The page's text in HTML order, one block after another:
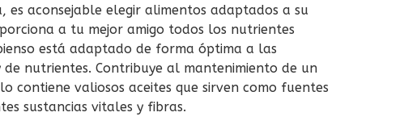
aconsejable elegir alimentos adaptados a su
a tu mejor amigo todos los nutrientes
está adaptado de forma óptima a las
nutrientes. Contribuye al mantenimiento de un
contiene valiosos aceites que sirven como fuentes
sustancias vitales y fibras.